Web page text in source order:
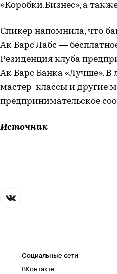
«Коробки.Бизнес», а
Спикер напомнила, что
Ак Барс Лабс —
Резиденция клуба
Ак Барс Банка «Лучше». В
мастер-классы и другие
предпринимательское
Источник
Социальные сети
ВКонтакте